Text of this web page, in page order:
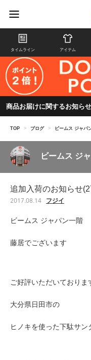
タイムライン アイテム
商品お届けに関するお知らせ
TOP > ブログ > ビームス ジャパ
ビームス ジ
追加入荷のお知らせ
2017.08.14 フジイ
ビームス ジャパン一階
藤居でございます
ご好評いただいておりま
大分県日田市の
ヒノキを使った下駄サン